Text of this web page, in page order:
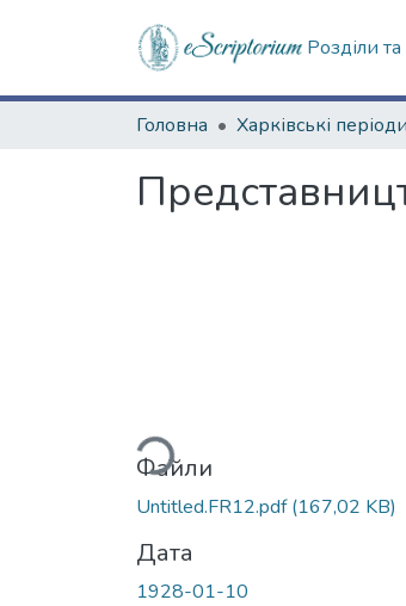
Розділи та
Головна
Вантажиться...
Файли
Untitled.FR12.pdf(167,02 KB)
Дата
1928-01-10